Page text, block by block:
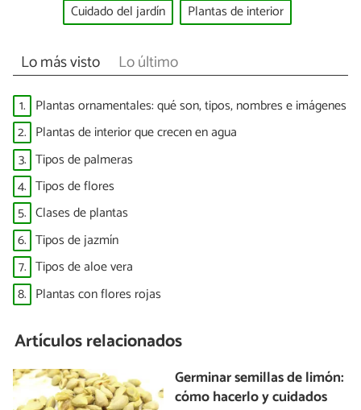
Cuidado del jardín
Plantas de interior
Lo más visto Lo último
1. Plantas ornamentales: qué son, tipos, nombres e imágenes
2. Plantas de interior que crecen en agua
3. Tipos de palmeras
4. Tipos de flores
5. Clases de plantas
6. Tipos de jazmín
7. Tipos de aloe vera
8. Plantas con flores rojas
Artículos relacionados
Germinar semillas de limón:
cómo hacerlo y cuidados